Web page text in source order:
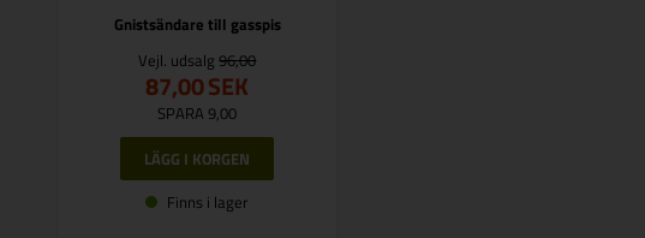
Gnistsändare till gasspis
Vejl. udsalg96,00
87,00SEK
SPARA 9,00
Finns i lager